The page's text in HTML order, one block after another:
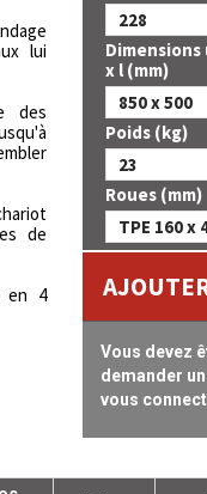
lui
des
de
en 4
228
Dimensions
x l (mm)
850 x 500
Poids (kg)
23
Roues (mm)
TPE 160 x
Vous devez
demander
vous